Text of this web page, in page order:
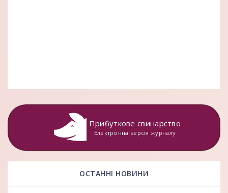
Прибуткове свинарство
Електронна версія журналу
ОСТАННІ НОВИНИ